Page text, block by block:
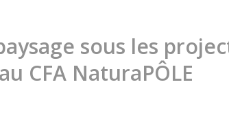
sous les
CFA NaturaPÔLE